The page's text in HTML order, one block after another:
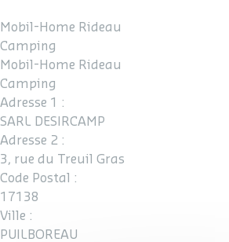
Mobil-Home Rideau
Camping
Mobil-Home Rideau
Camping
Adresse 1 :
SARL DESIRCAMP
Adresse 2 :
3, rue du Treuil Gras
Code Postal :
17138
Ville :
PUILBOREAU